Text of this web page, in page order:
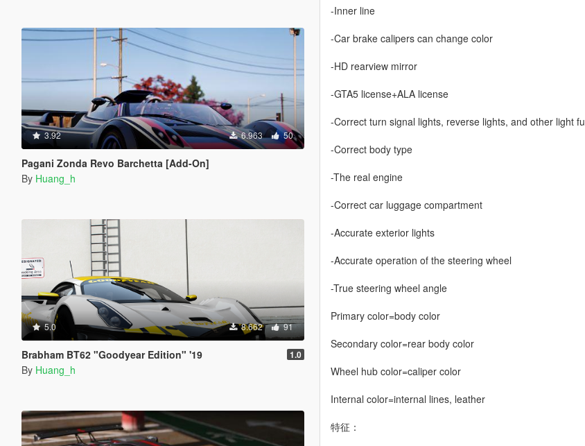
3.92 6.963 50
Pagani Zonda Revo Barchetta [Add-On]
By Huang_h
5.0 8.662 91
Brabham BT62 "Goodyear Edition" '19 1.0
By Huang_h
-Inner line
-Car brake calipers can change color
-HD rearview mirror
-GTA5 license+ALA license
-Correct turn signal lights, reverse lights, and other light
-Correct body type
-The real engine
-Correct car luggage compartment
-Accurate exterior lights
-Accurate operation of the steering wheel
-True steering wheel angle
Primary color=body color
Secondary color=rear body color
Wheel hub color=caliper color
Internal color=internal lines, leather
特征：